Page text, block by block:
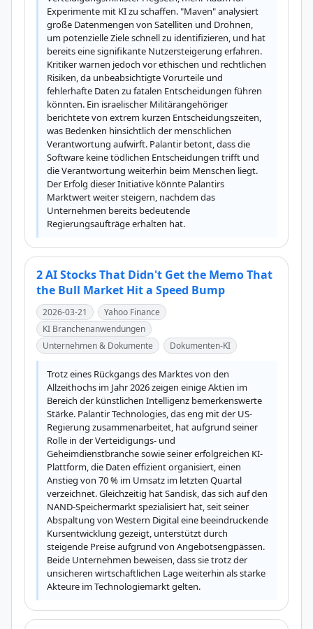
Experimente mit KI zu schaffen. "Maven" analysiert
große Datenmengen von Satelliten und Drohnen,
um potenzielle Ziele schnell zu identifizieren, und hat
bereits eine signifikante Nutzersteigerung erfahren.
Kritiker warnen jedoch vor ethischen und rechtlichen
Risiken, da unbeabsichtigte Vorurteile und
fehlerhafte Daten zu fatalen Entscheidungen führen
könnten. Ein israelischer Militärangehöriger
berichtete von extrem kurzen Entscheidungszeiten,
was Bedenken hinsichtlich der menschlichen
Verantwortung aufwirft. Palantir betont, dass die
Software keine tödlichen Entscheidungen trifft und
die Verantwortung weiterhin beim Menschen liegt.
Der Erfolg dieser Initiative könnte Palantirs
Marktwert weiter steigern, nachdem das
Unternehmen bereits bedeutende
Regierungsaufträge erhalten hat.
2 AI Stocks That Didn't Get the Memo That
the Bull Market Hit a Speed Bump
2026-03-21
Yahoo Finance
KI Branchenanwendungen
Unternehmen & Dokumente
Dokumenten-KI
Trotz eines Rückgangs des Marktes von den
Allzeithochs im Jahr 2026 zeigen einige Aktien im
Bereich der künstlichen Intelligenz bemerkenswerte
Stärke. Palantir Technologies, das eng mit der US-
Regierung zusammenarbeitet, hat aufgrund seiner
Rolle in der Verteidigungs- und
Geheimdienstbranche sowie seiner erfolgreichen KI-
Plattform, die Daten effizient organisiert, einen
Anstieg von 70 % im Umsatz im letzten Quartal
verzeichnet. Gleichzeitig hat Sandisk, das sich auf den
NAND-Speichermarkt spezialisiert hat, seit seiner
Abspaltung von Western Digital eine beeindruckende
Kursentwicklung gezeigt, unterstützt durch
steigende Preise aufgrund von Angebotsengpässen.
Beide Unternehmen beweisen, dass sie trotz der
unsicheren wirtschaftlichen Lage weiterhin als starke
Akteure im Technologiemarkt gelten.